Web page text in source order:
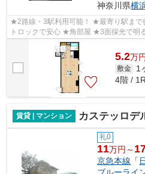
神奈川県横
★2路線・3駅利用可能！ ★最寄り駅ま
トロックで安心 ★角部屋 ★3面採光で
ト・シューズボックスあり
5.2万円
敷金 1
4階 /
賃貸 | マンション カステッロデ
礼0
11万円～
京急本線 「